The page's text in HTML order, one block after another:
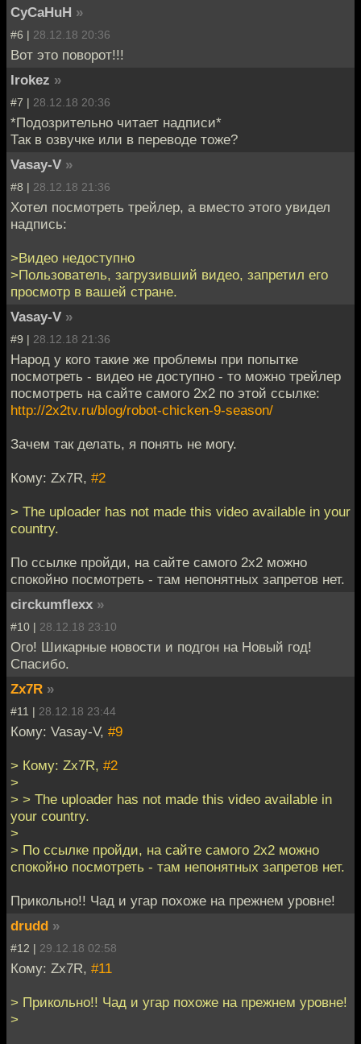
CyCaHuH »
#6 | 28.12.18 20:36
Вот это поворот!!!
Irokez »
#7 | 28.12.18 20:36
*Подозрительно читает надписи*
Так в озвучке или в переводе тоже?
Vasay-V »
#8 | 28.12.18 21:36
Хотел посмотреть трейлер, а вместо этого увидел
надпись:
>Видео недоступно
>Пользователь, загрузивший видео, запретил его
просмотр в вашей стране.
Vasay-V »
#9 | 28.12.18 21:36
Народ у кого такие же проблемы при попытке
посмотреть - видео не доступно - то можно трейлер
посмотреть на сайте самого 2х2 по этой ссылке:
http://2x2tv.ru/blog/robot-chicken-9-season/
Зачем так делать, я понять не могу.
Кому: Zx7R, #2
> The uploader has not made this video available in your
country.
По ссылке пройди, на сайте самого 2х2 можно
спокойно посмотреть - там непонятных запретов нет.
circkumflexx »
#10 | 28.12.18 23:10
Ого! Шикарные новости и подгон на Новый год!
Спасибо.
Zx7R »
#11 | 28.12.18 23:44
Кому: Vasay-V, #9
> Кому: Zx7R, #2
>
> > The uploader has not made this video available in
your country.
>
> По ссылке пройди, на сайте самого 2х2 можно
спокойно посмотреть - там непонятных запретов нет.
Прикольно!! Чад и угар похоже на прежнем уровне!
drudd »
#12 | 29.12.18 02:58
Кому: Zx7R, #11
> Прикольно!! Чад и угар похоже на прежнем уровне!
>